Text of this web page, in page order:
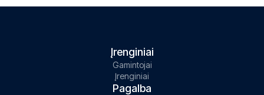
Įrenginiai
Gamintojai
Įrenginiai
Pagalba